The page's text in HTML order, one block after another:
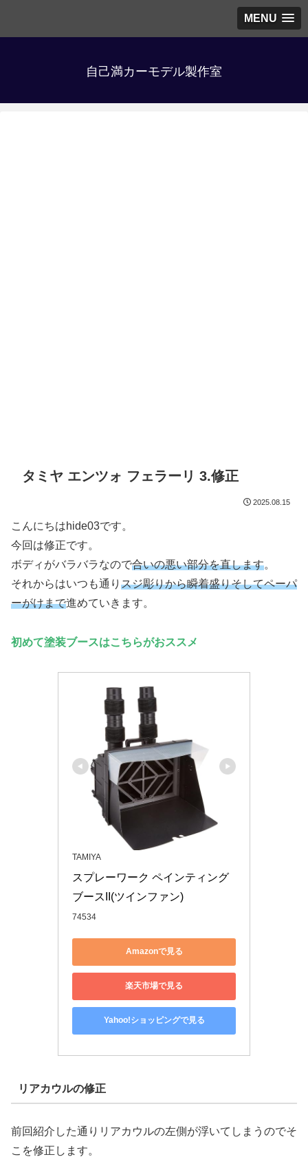
MENU
自己満カーモデル製作室
タミヤ エンツォ フェラーリ 3.修正
2025.08.15
こんにちはhide03です。
今回は修正です。
ボディがバラバラなので合いの悪い部分を直します。
それからはいつも通り スジ彫りから瞬着盛りそしてペーパ
ーがけまで進めていきます。
初めて塗装ブースはこちらがおススメ
TAMIYA
スプレーワーク ペインティング
ブースII(ツインファン)
74534
Amazonで見る
楽天市場で見る
Yahoo!ショッピングで見る
リアカウルの修正
前回紹介した通りリアカウルの左側が浮いてしまうのでそ
こを修正します。